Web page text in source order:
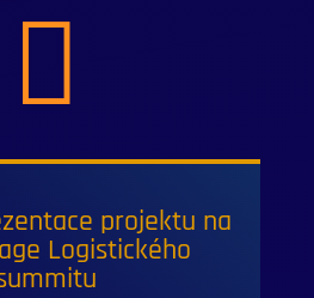

projektu na
Logistického